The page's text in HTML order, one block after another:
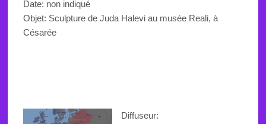
Date: non indiqué
Objet: Sculpture de Juda Halevi au musée Reali, à
Césarée
Diffuseur: